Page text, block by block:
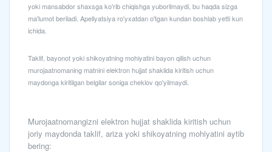
yoki mansabdor shaxsga ko'rib chiqishga yuborilmaydi, bu haqda sizga
ma'lumot beriladi. Apellyatsiya ro'yxatdan o'tgan kundan boshlab yetti kun
ichida.
Taklif, bayonot yoki shikoyatning mohiyatini bayon qilish uchun
murojaatnomaning matnini elektron hujjat shaklida kiritish uchun
maydonga kiritilgan belgilar soniga cheklov qo'yilmaydi.
Murojaatnomangizni elektron hujjat shaklida kiritish uchun
joriy maydonda taklif, ariza yoki shikoyatning mohiyatini aytib
bering: